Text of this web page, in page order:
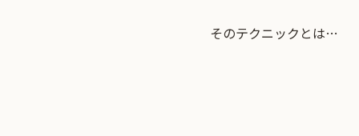
そのテクニックとは…